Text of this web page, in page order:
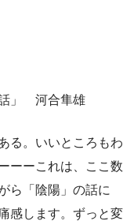
話」 河合隼雄
る。いいところもわ
ーーこれは、ここ数
ら「陰陽」の話に
感します。ずっと変